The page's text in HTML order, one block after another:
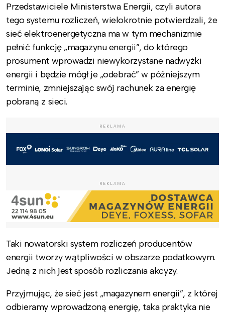
Przedstawiciele Ministerstwa Energii, czyli autora
tego systemu rozliczeń, wielokrotnie potwierdzali, że
sieć elektroenergetyczna ma w tym mechanizmie
pełnić funkcję „magazynu energii”, do którego
prosument wprowadzi niewykorzystane nadwyżki
energii i będzie mógł je „odebrać” w późniejszym
terminie, zmniejszając swój rachunek za energię
pobraną z sieci.
REKLAMA
REKLAMA
Taki nowatorski system rozliczeń producentów
energii tworzy wątpliwości w obszarze podatkowym.
Jedną z nich jest sposób rozliczania akcyzy.
Przyjmując, że sieć jest „magazynem energii”, z której
odbieramy wprowadzoną energię, taka praktyka nie